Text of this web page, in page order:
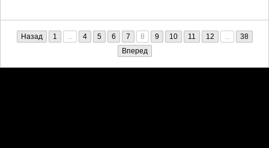
Назад 1 ... 4 5 6 7 8 9 10 11 12 ...
38
Вперед